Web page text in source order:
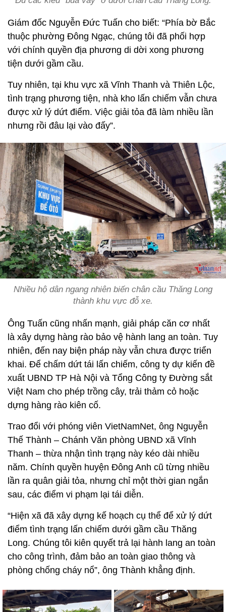
Giám đốc Nguyễn Đức Tuấn cho biết: “Phía bờ Bắc
thuộc phường Đông Ngạc, chúng tôi đã phối hợp
với chính quyền địa phương di dời xong phương
tiện dưới gầm cầu.
Tuy nhiên, tại khu vực xã Vĩnh Thanh và Thiên Lộc,
tình trạng phương tiện, nhà kho lấn chiếm vẫn chưa
được xử lý dứt điểm. Việc giải tỏa đã làm nhiều lần
nhưng rồi đâu lại vào đấy”.
Nhiều hộ dân ngang nhiên biến chân cầu Thăng Long
thành khu vực đỗ xe.
Ông Tuấn cũng nhấn mạnh, giải pháp căn cơ nhất
là xây dựng hàng rào bảo vệ hành lang an toàn. Tuy
nhiên, đến nay biện pháp này vẫn chưa được triển
khai. Để chấm dứt tái lấn chiếm, công ty dự kiến đề
xuất UBND TP Hà Nội và Tổng Công ty Đường sắt
Việt Nam cho phép trồng cây, trải thảm cỏ hoặc
dựng hàng rào kiên cố.
Trao đổi với phóng viên VietNamNet, ông Nguyễn
Thế Thành – Chánh Văn phòng UBND xã Vĩnh
Thanh – thừa nhận tình trạng này kéo dài nhiều
năm. Chính quyền huyện Đông Anh cũ từng nhiều
lần ra quân giải tỏa, nhưng chỉ một thời gian ngắn
sau, các điểm vi phạm lại tái diễn.
“Hiện xã đã xây dựng kế hoạch cụ thể để xử lý dứt
điểm tình trạng lấn chiếm dưới gầm cầu Thăng
Long. Chúng tôi kiên quyết trả lại hành lang an toàn
cho công trình, đảm bảo an toàn giao thông và
phòng chống cháy nổ”, ông Thành khẳng định.